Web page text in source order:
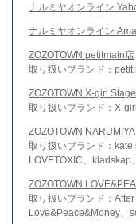
ナルミヤオンライン
ナルミヤオンライン
ZOZOTOWN petitmain店
取り扱いブランド：
ZOZOTOWN X-girl
取り扱いブランド：X-
ZOZOTOWN
取り扱いブランド：kate
LOVETOXIC、
ZOZOTOWN
取り扱いブランド：
Love&Peace&Money、